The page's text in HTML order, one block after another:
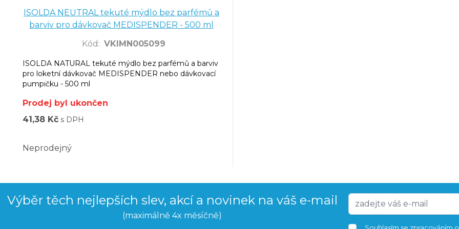
ISOLDA NEUTRAL tekuté mýdlo bez parfémů a
barviv pro dávkovač MEDISPENDER - 500 ml
Kód : VKIMN005099
ISOLDA NATURAL tekuté mýdlo bez parfémů a barviv
pro loketní dávkovač MEDISPENDER nebo dávkovací
pumpičku - 500 ml
Prodej byl ukončen
41,38 Kč s DPH
Neprodejný
Výběr těch nejlepších slev, akcí a novinek na váš e-mail
(maximálně 4x měsíčně)